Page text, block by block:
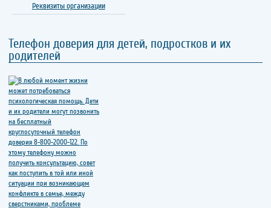
Реквизиты организации
Телефон доверия для детей, подростков и их
родителей